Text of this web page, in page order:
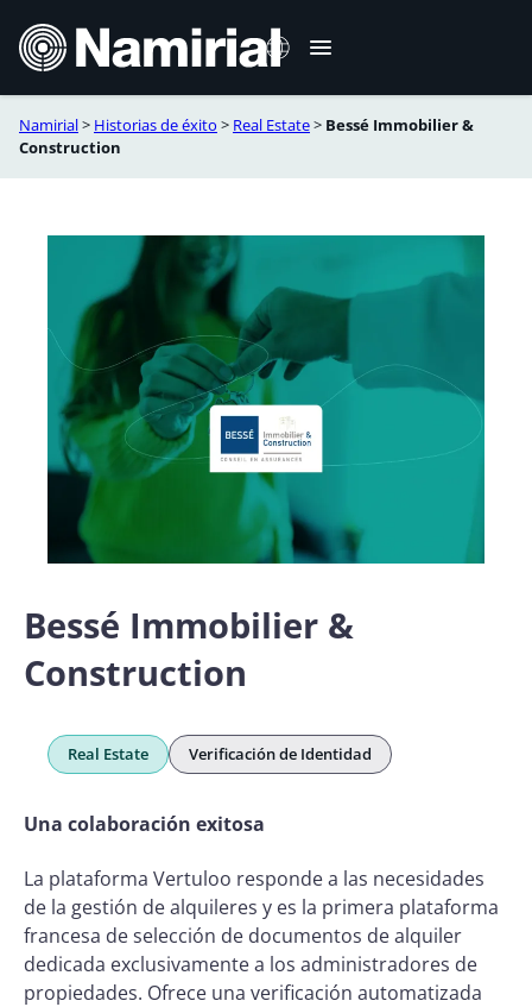
contenido
Italiano
Română
Namirial> Historias de éxito > Real Estate> Bessé Immobilier &
Construction
Bessé Immobilier &
Construction
Real Estate Verificación de Identidad
Una colaboración exitosa
La plataforma Vertuloo responde a las necesidades
de la gestión de alquileres y es la primera plataforma
francesa de selección de documentos de alquiler
dedicada exclusivamente a los administradores de
propiedades. Ofrece una verificación automatizada